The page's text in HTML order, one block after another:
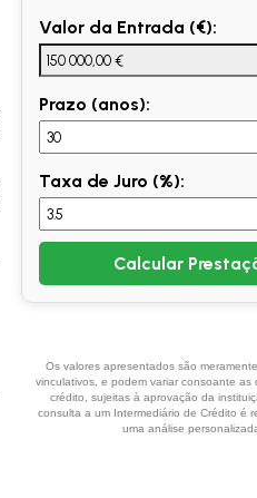
Valor da Entrada (€):
Prazo (anos):
Taxa de Juro (%):
Calcular
Os valores apresentados são
vinculativos, e podem variar consoante as
crédito, sujeitas à aprovação da
consulta a um Intermediário de Crédito é
uma análise